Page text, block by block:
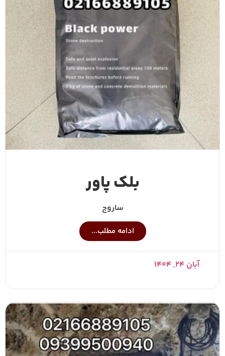
بلک پاور
ساروج
ادامه مطلب...
آبان ۲۴, ۱۴۰۴